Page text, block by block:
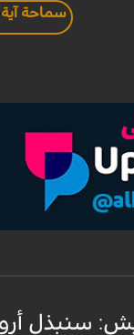
سماحة آية
سنبذل